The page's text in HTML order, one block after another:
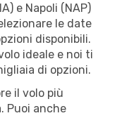
e Napoli (NAP)
le date
disponibili.
ideale e noi ti
di opzioni.
il volo più
Puoi anche